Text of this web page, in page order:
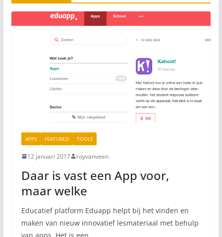
APPS FEATURED TOOLS
12 januari 2017 royvanveen
Daar is vast een App voor,
maar welke
Educatief platform Eduapp helpt bij het vinden en
maken van nieuw innovatief lesmateriaal met behulp